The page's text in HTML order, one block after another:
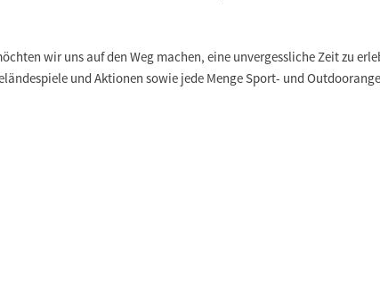
wir uns auf den Weg machen, eine unvergessliche Zeit zu
und Aktionen sowie jede Menge Sport- und